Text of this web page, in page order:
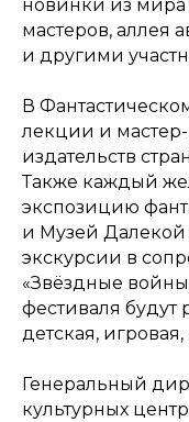
новинки из мира
мастеров, аллея
и другими
В
лекции и
издательств
Также каждый
экспозицию
и Музей Далекой
экскурсии в
«Звёздные
фестиваля будут
детская,
Генеральный
культурных